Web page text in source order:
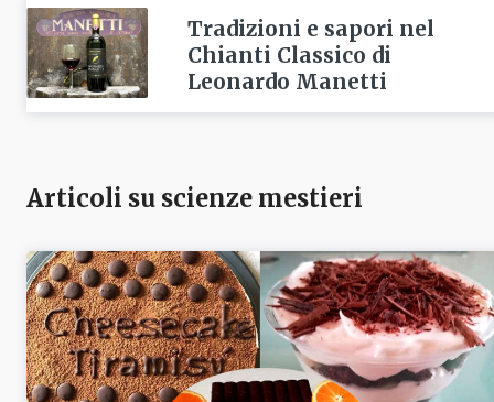
Tradizioni e sapori nel
Chianti Classico di
Leonardo Manetti
Articoli su scienze mestieri